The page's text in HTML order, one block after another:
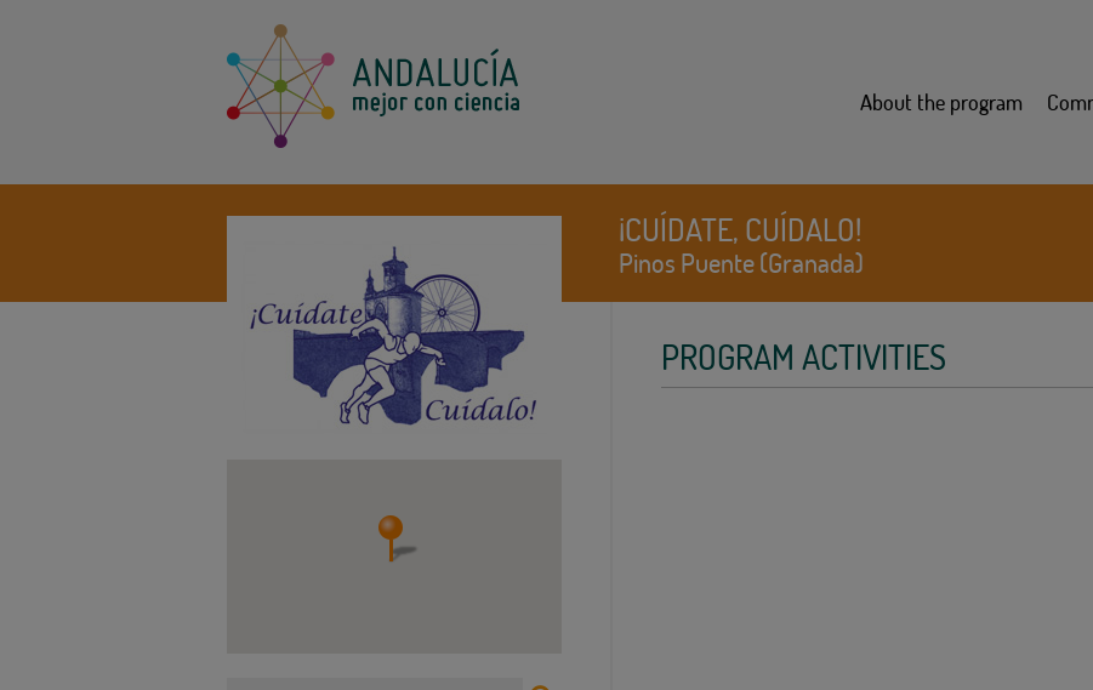
About the program
¡CUÍDATE, CUÍDALO!
Pinos Puente (Granada)
PROGRAM ACTIVITIES